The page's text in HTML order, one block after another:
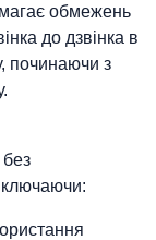
обмежень
до дзвінка в
починаючи з